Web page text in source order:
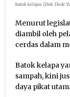
batok kelapa. (Dok. Dede
Menurut
diambil oleh
cerdas dalam
Batok kelapa
sampah, kini
daya pikat